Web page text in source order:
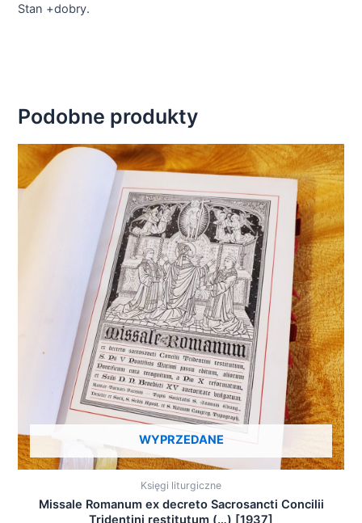
Stan +dobry.
Podobne produkty
WYPRZEDANE
Księgi liturgiczne
Missale Romanum ex decreto Sacrosancti Concilii
Tridentini restitutum (…) [1937]